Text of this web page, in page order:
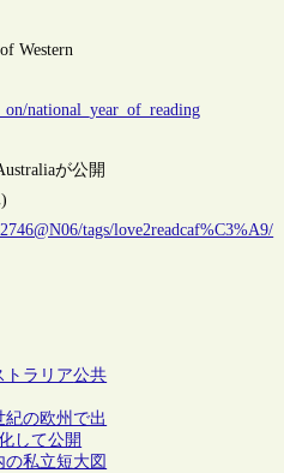
Western
national_year_of_reading
が公開
tags/love2readcaf%C3%A9/
トラリア公共
紀の欧州で出
して公開
私立短大図